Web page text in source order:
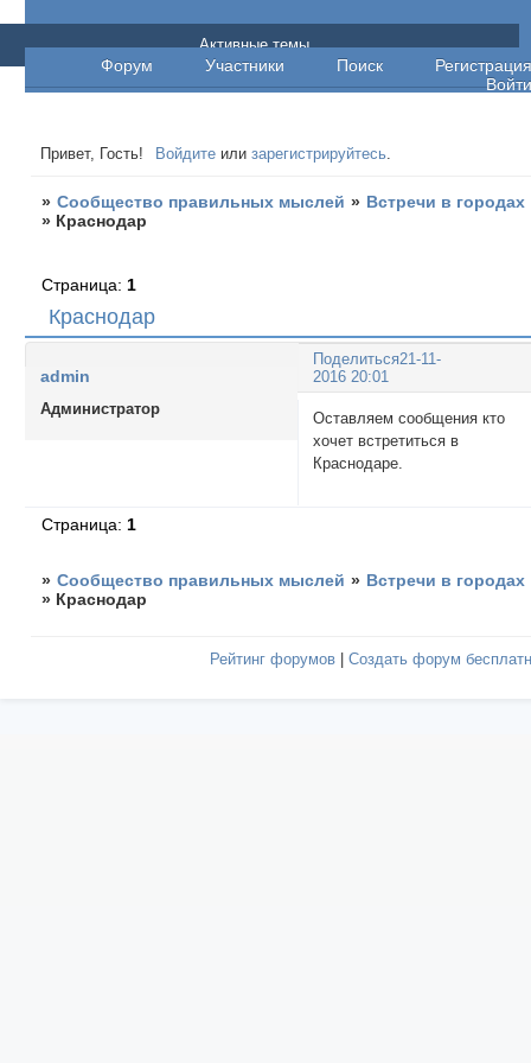
Сообщество правильных мыслей
Форум Участники Поиск
Регистрация
Войти
Активные темы
Привет, Гость! Войдите илизарегистрируйтесь.
» Сообщество правильных мыслей » Встречи в городах
» Краснодар
Краснодар
Страница: 1
Поделиться21-11-
2016 20:01
admin
Администратор
Оставляем сообщения кто
хочет встретиться в
Краснодаре.
Страница: 1
» Сообщество правильных мыслей » Встречи в городах
» Краснодар
Рейтинг форумов |Создать форум